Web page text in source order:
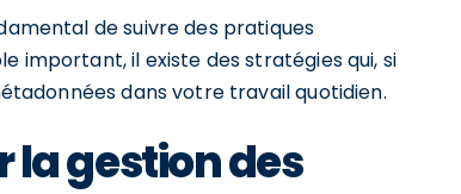
de suivre des pratiques
important, il existe des stratégies qui, si
dans votre travail quotidien.
la gestion des